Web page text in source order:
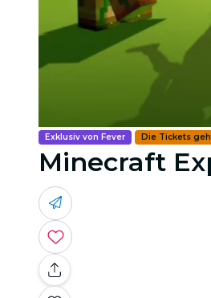
Exklusiv von Fever Die Tickets
Minecraft